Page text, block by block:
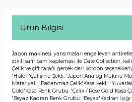
Ürün Bilgisi
Japon makinesi, yansımaları engelleyen
etkili safir cam kaplaması ile Date Collection,
Çelik ve çift taraflı gerçek deri kordon
'Hislon'Çalışma Şekli: 'Japon Analog'Makina
Materiyali: 'Paslanmaz Çelik'Kasa Şekli:
Gold'Kasa Renk Grubu: 'Çelik / Rose Gold'Kasa
'Beyaz'Kadran Renk Grubu: 'Beyaz'Kadran